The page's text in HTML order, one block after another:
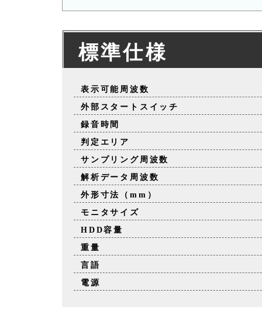
標準仕様
表示可能周波数
外部スタートスイッチ
録音時間
判定エリア
サンプリング周波数
解析データ周波数
外形寸法（mm）
モニタサイズ
HDD容量
重量
言語
電源